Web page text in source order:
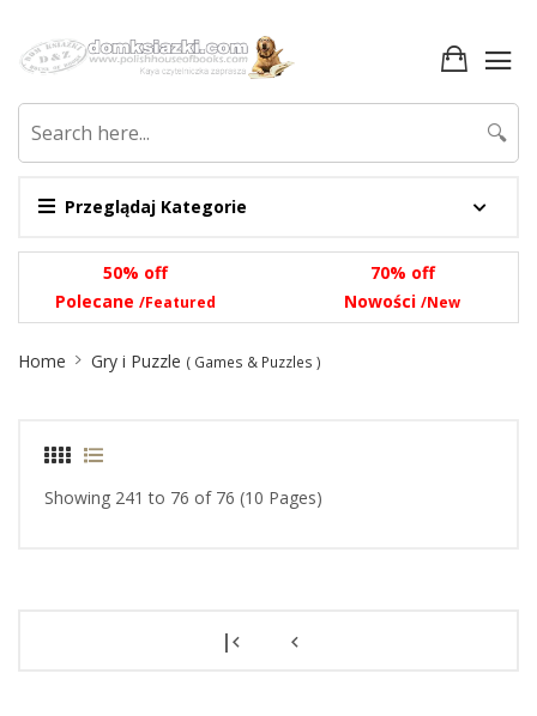
Przeglądaj Kategorie
🔍
50% off
70% off
Polecane /Featured Nowości /New
Breadcrumb
Home Gry i Puzzle ( Games & Puzzles )
Showing 241 to 76 of 76 (10 Pages)
|